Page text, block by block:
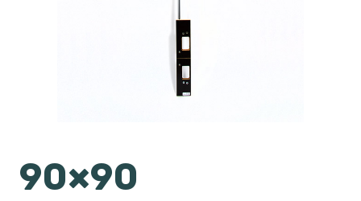
90×90